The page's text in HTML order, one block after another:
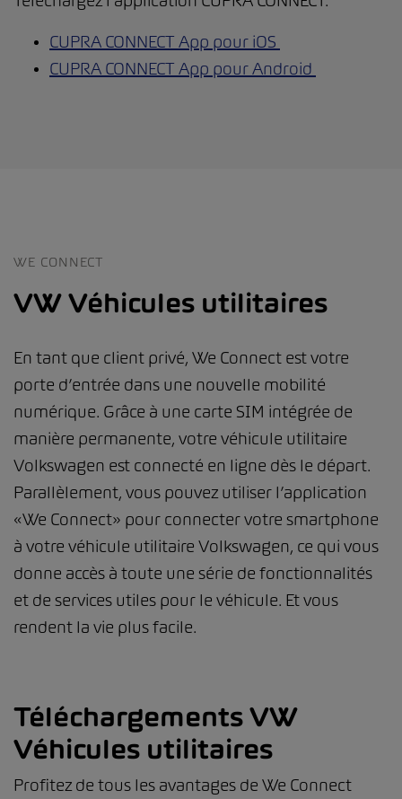
CUPRA CONNECT App pour iOS
CUPRA CONNECT App pour Android
WE CONNECT
VW Véhicules utilitaires
En tant que client privé, We Connect est votre
porte d’entrée dans une nouvelle mobilité
numérique. Grâce à une carte SIM intégrée de
manière permanente, votre véhicule utilitaire
Volkswagen est connecté en ligne dès le départ.
Parallèlement, vous pouvez utiliser l’application
«We Connect» pour connecter votre smartphone
à votre véhicule utilitaire Volkswagen, ce qui vous
donne accès à toute une série de fonctionnalités
et de services utiles pour le véhicule. Et vous
rendent la vie plus facile.
Téléchargements VW
Véhicules utilitaires
Profitez de tous les avantages de We Connect